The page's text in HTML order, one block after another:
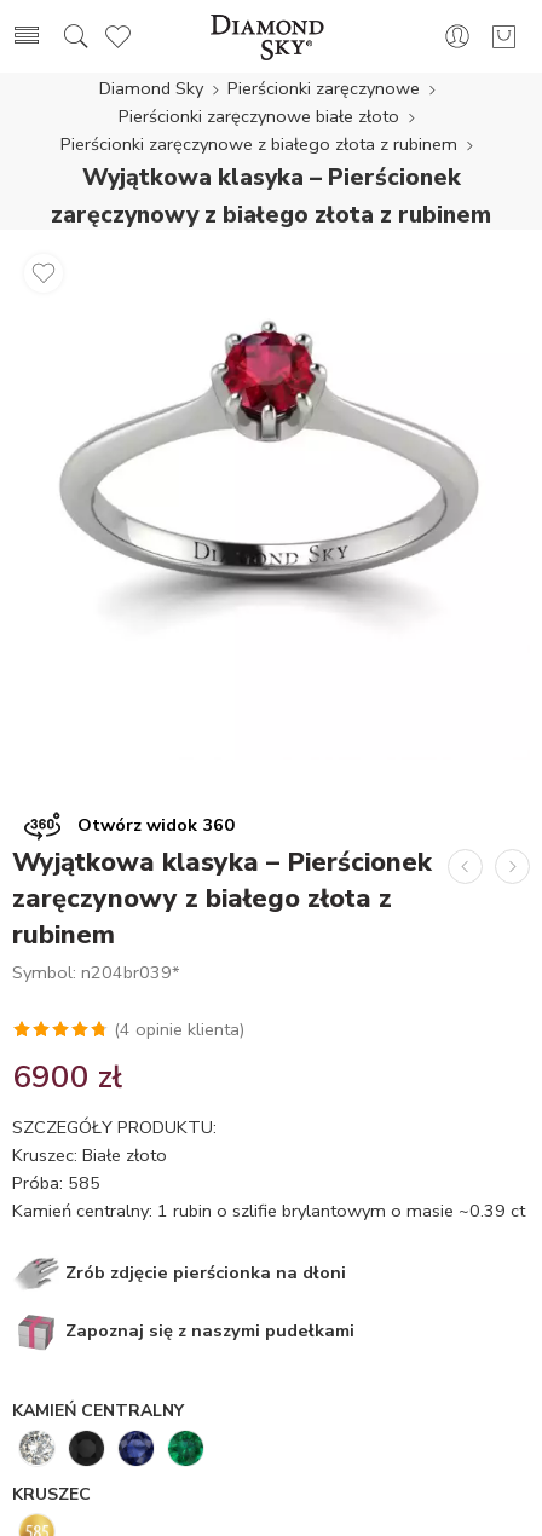
Diamond Sky
Pierścionki zaręczynowe
Pierścionki zaręczynowe białe złoto
Pierścionki zaręczynowe z białego złota z rubinem
Wyjątkowa klasyka – Pierścionek
zaręczynowy z białego złota z rubinem
Otwórz widok 360
Wyjątkowa klasyka – Pierścionek
zaręczynowy z białego złota z
rubinem
Symbol: n204br039*
4.75na 5
ocen
klientów
(4 opinie klienta)
6900 zł
SZCZEGÓŁY PRODUKTU:
Kruszec: Białe złoto
Próba: 585
Kamień centralny: 1 rubin o szlifie brylantowym o masie ~0.39 ct
Zrób zdjęcie pierścionka na dłoni
Zapoznaj się z naszymi pudełkami
KAMIEŃ CENTRALNY
KRUSZEC